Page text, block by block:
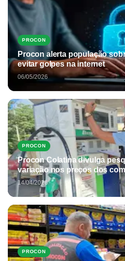
PROCON
Procon alerta população
evitar golpes na internet
06/05/2026
PROCON
Procon Colatina divulga
variação nos preços dos
14/04/2026
PROCON